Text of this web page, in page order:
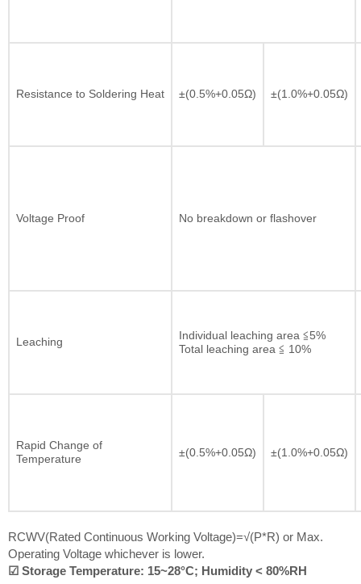
Resistance to Soldering Heat ±(0.5%+0.05Ω) ±(1.0%+0.05Ω)
Voltage Proof No breakdown or flashover
Leaching
Individual leaching area ≦5%
Total leaching area ≦ 10%
Rapid Change of
Temperature
±(0.5%+0.05Ω) ±(1.0%+0.05Ω)
RCWV(Rated Continuous Working Voltage)=√(P*R) or Max.
Operating Voltage whichever is lower.
☑ Storage Temperature: 15~28°C; Humidity < 80%RH